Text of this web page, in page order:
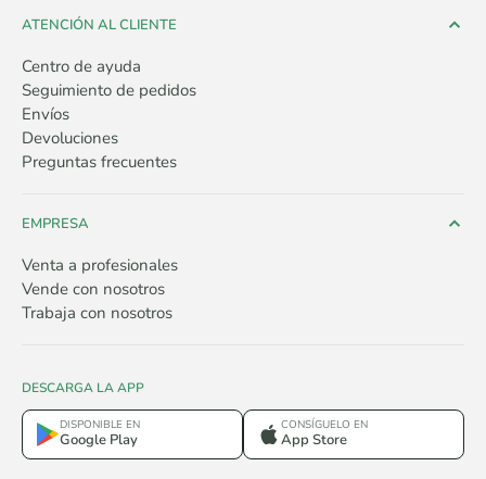
ATENCIÓN AL CLIENTE
Centro de ayuda
Seguimiento de pedidos
Envíos
Devoluciones
Preguntas frecuentes
EMPRESA
Venta a profesionales
Vende con nosotros
Trabaja con nosotros
DESCARGA LA APP
DISPONIBLE EN
Google Play
CONSÍGUELO EN
App Store